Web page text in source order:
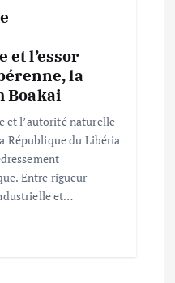
et l’essor
la
Boakai
et l’autorité naturelle
République du Libéria
Entre rigueur
et…